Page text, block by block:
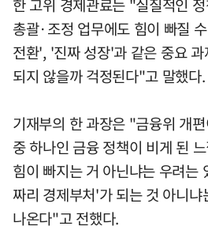
한 고위 경제관료는 "실질적인
총괄·조정 업무에도 힘이 빠질
전환', '진짜 성장'과 같은 중요
되지 않을까 걱정된다"고 말했다.
기재부의 한 과장은 "금융위 개
중 하나인 금융 정책이 비게 된
힘이 빠지는 거 아닌냐는 우려
짜리 경제부처'가 되는 것 아니
나온다"고 전했다.